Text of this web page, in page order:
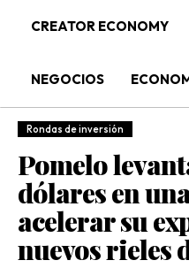
CREATOR ECONOMY
NEGOCIOS
Rondas de inversión
Pomelo
dólares en
acelerar su
nuevos rieles